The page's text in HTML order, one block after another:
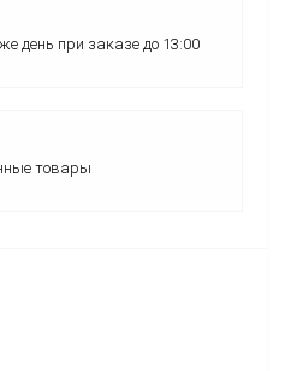
день при заказе до 13:00
товары